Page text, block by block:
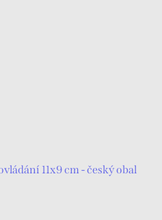
11x9 cm - český obal